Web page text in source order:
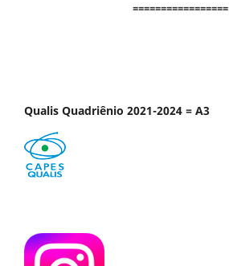
=================
Qualis Quadriênio 2021-2024 = A3